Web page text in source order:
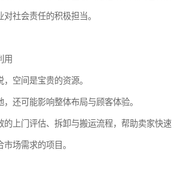
社会责任的积极担当。
用
空间是宝贵的资源。
还可能影响整体布局与顾客体验。
的上门评估、拆卸与搬运流程，帮助卖家快速
场需求的项目。